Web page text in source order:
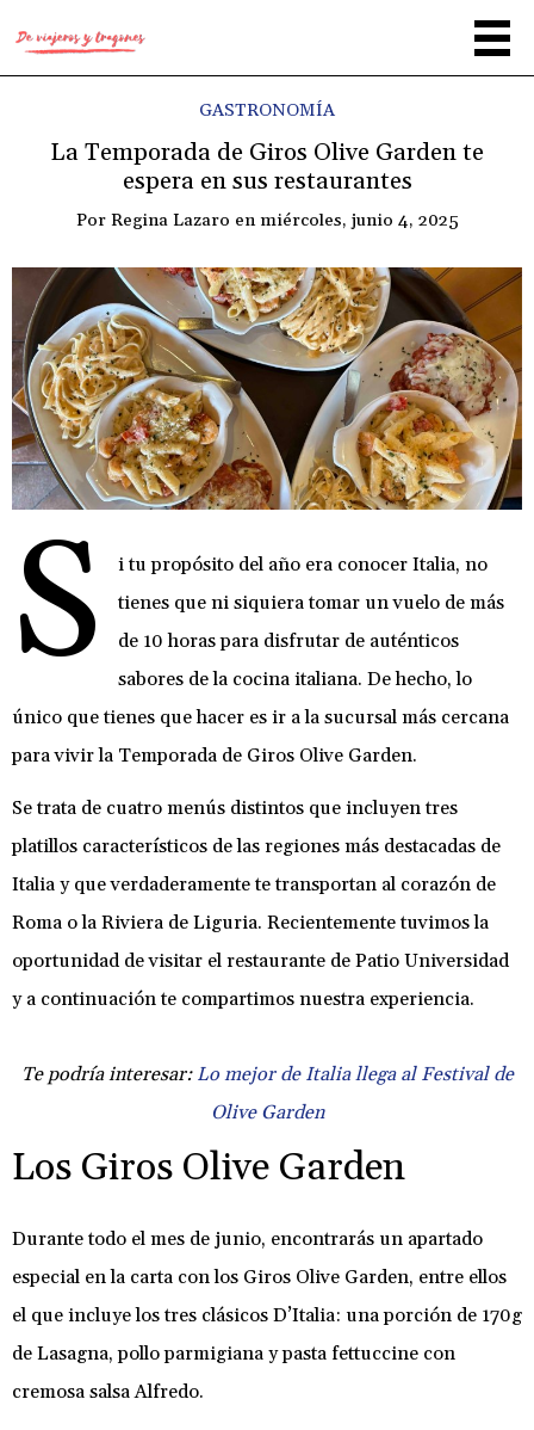
GASTRONOMÍA
La Temporada de Giros Olive Garden te
espera en sus restaurantes
Por Regina Lazaro enmiércoles, junio 4, 2025
S
i tu propósito del año era conocer Italia, no
tienes que ni siquiera tomar un vuelo de más
de 10 horas para disfrutar de auténticos
sabores de la cocina italiana. De hecho, lo
único que tienes que hacer es ir a la sucursal más cercana
para vivir la Temporada de Giros Olive Garden.
Se trata de cuatro menús distintos que incluyen tres
platillos característicos de las regiones más destacadas de
Italia y que verdaderamente te transportan al corazón de
Roma o la Riviera de Liguria. Recientemente tuvimos la
oportunidad de visitar el restaurante de Patio Universidad
y a continuación te compartimos nuestra experiencia.
Te podría interesar: Lo mejor de Italia llega al Festival de
Olive Garden
Los Giros Olive Garden
Durante todo el mes de junio, encontrarás un apartado
especial en la carta con los Giros Olive Garden, entre ellos
el que incluye los tres clásicos D’Italia: una porción de 170g
de Lasagna, pollo parmigiana y pasta fettuccine con
cremosa salsa Alfredo.